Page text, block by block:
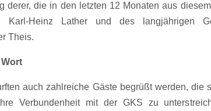
derer, die in den letzten 12 Monaten aus
Karl-Heinz Lather und des langjährigen
Theis.
auch zahlreiche Gäste begrüßt werden, die
Verbundenheit mit der GKS zu